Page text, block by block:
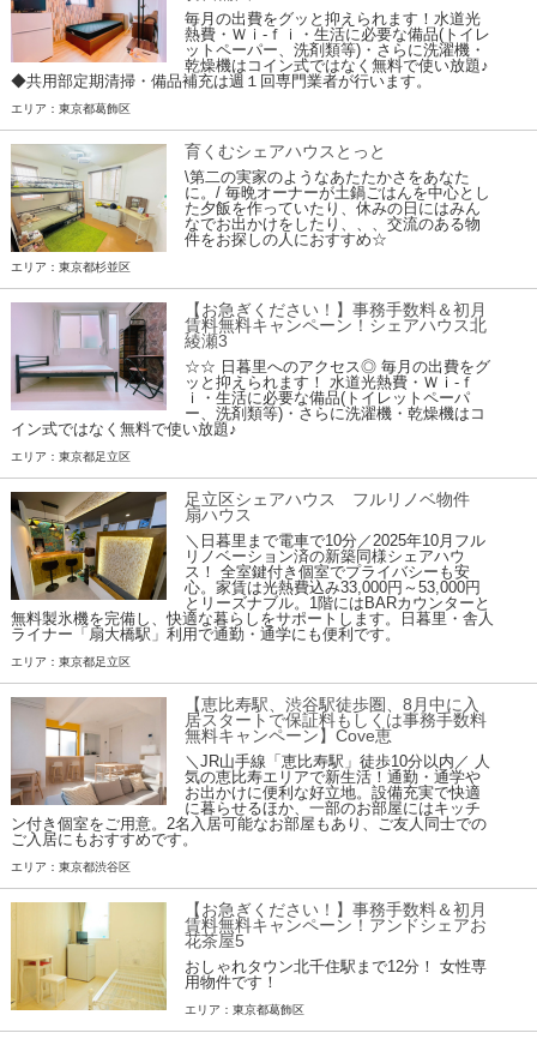
毎月の出費をグッと抑えられます！水道光
熱費・Ｗｉ-ｆｉ・生活に必要な備品(トイレ
ットペーパー、洗剤類等)・さらに洗濯機・
乾燥機はコイン式ではなく無料で使い放題♪
◆共用部定期清掃・備品補充は週１回専門業者が行います。
エリア：東京都葛飾区
育くむシェアハウスとっと
\第二の実家のようなあたたかさをあなた
に。/ 毎晩オーナーが土鍋ごはんを中心とし
た夕飯を作っていたり、休みの日にはみん
なでお出かけをしたり、、、交流のある物
件をお探しの人におすすめ☆
エリア：東京都杉並区
【お急ぎください！】事務手数料＆初月
賃料無料キャンペーン！シェアハウス北
綾瀬3
☆☆ 日暮里へのアクセス◎ 毎月の出費をグ
ッと抑えられます！ 水道光熱費・Ｗｉ-ｆ
ｉ・生活に必要な備品(トイレットペーパ
ー、洗剤類等)・さらに洗濯機・乾燥機はコ
イン式ではなく無料で使い放題♪
エリア：東京都足立区
足立区シェアハウス フルリノベ物件
扇ハウス
＼日暮里まで電車で10分／2025年10月フル
リノベーション済の新築同様シェアハウ
ス！ 全室鍵付き個室でプライバシーも安
心。家賃は光熱費込み33,000円～53,000円
とリーズナブル。1階にはBARカウンターと
無料製氷機を完備し、快適な暮らしをサポートします。日暮里・舎人
ライナー「扇大橋駅」利用で通勤・通学にも便利です。
エリア：東京都足立区
【恵比寿駅、渋谷駅徒歩圏、8月中に入
居スタートで保証料もしくは事務手数料
無料キャンペーン】Cove恵
＼JR山手線「恵比寿駅」徒歩10分以内／ 人
気の恵比寿エリアで新生活！通勤・通学や
お出かけに便利な好立地。設備充実で快適
に暮らせるほか、一部のお部屋にはキッチ
ン付き個室をご用意。2名入居可能なお部屋もあり、ご友人同士での
ご入居にもおすすめです。
エリア：東京都渋谷区
【お急ぎください！】事務手数料＆初月
賃料無料キャンペーン！アンドシェアお
花茶屋5
おしゃれタウン北千住駅まで12分！ 女性専
用物件です！
エリア：東京都葛飾区